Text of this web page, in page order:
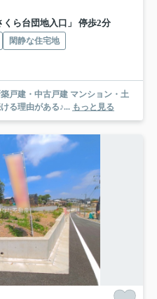
ら台団地入口」 停歩2分
閑静な住宅地
ばれ続ける理由がある♪... もっと見る